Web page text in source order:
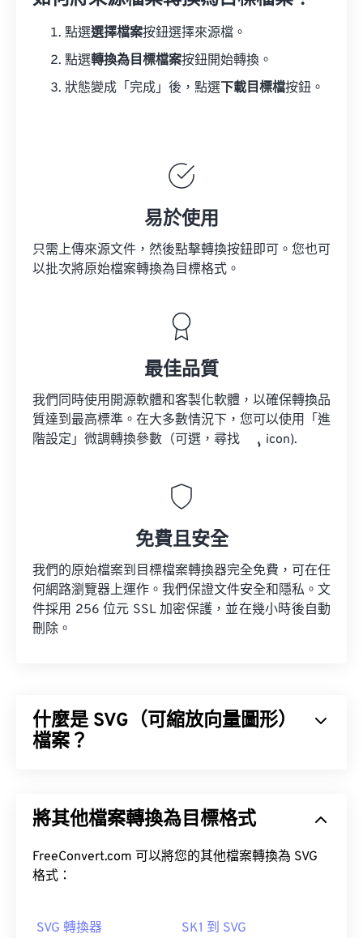
點選選擇檔案按鈕選擇來源檔。
點選轉換為目標檔案按鈕開始轉換。
狀態變成「完成」後，點選 下載目標檔按鈕。
易於使用
只需上傳來源文件，然後點擊轉換按鈕即可。您也可
以批次將原始檔案轉換為目標格式。
最佳品質
我們同時使用開源軟體和客製化軟體，以確保轉換品
質達到最高標準。在大多數情況下，您可以使用「進
階設定」微調轉換參數（可選，尋找
icon).
免費且安全
我們的原始檔案到目標檔案轉換器完全免費，可在任
何網路瀏覽器上運作。我們保證文件安全和隱私。文
件採用 256 位元 SSL 加密保護，並在幾小時後自動
刪除。
什麼是 SVG（可縮放向量圖形）
檔案？
圖形，並支援有限的動畫。顧名思義，使用 SVG 檔
整大小而不會損失圖像品質。此外，SVG 的獨特之
處在於它並非影像格式。
將其他檔案轉換為目標格式
FreeConvert.com 可以將您的其他檔案轉換為 SVG
格式：
SVG 轉換器 SK1 到 SVG